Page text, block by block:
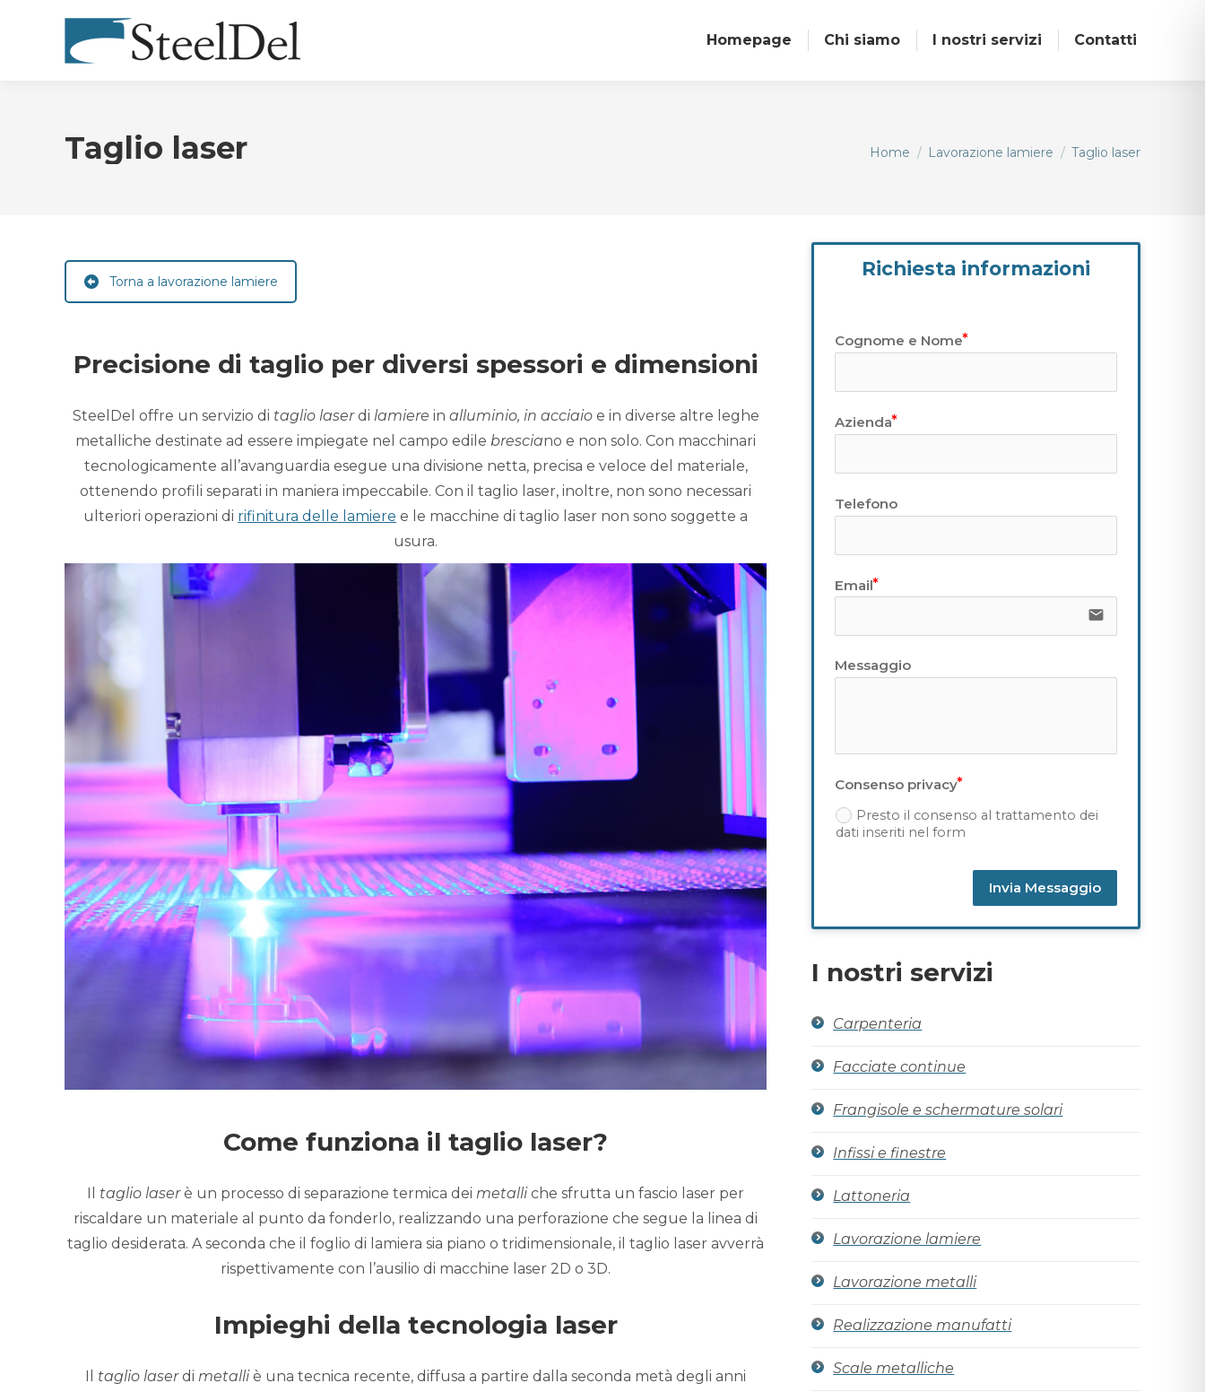
Homepage Chi siamo I nostri servizi Contatti
Taglio laser Tu sei qui:
Home Lavorazione lamiere Taglio laser
Torna a lavorazione lamiere
Precisione di taglio per diversi spessori e dimensioni
SteelDel offre un servizio di taglio laserdi lamiere in alluminio, in acciaioe in diverse altre leghe
metalliche destinate ad essere impiegate nel campo edilebresciano e non solo. Con macchinari
tecnologicamente all’avanguardia esegue una divisione netta, precisa e veloce del materiale,
ottenendo profili separati in maniera impeccabile. Con il taglio laser, inoltre, non sono necessari
ulteriori operazioni di rifinitura delle lamiere e le macchine di taglio laser non sono soggette a
usura.
Come funziona il taglio laser?
taglio laserè un processo di separazione termica deimetalli che sfrutta un fascio laser per
riscaldare un materiale al punto da fonderlo, realizzando una perforazione che segue la linea di
taglio desiderata. A seconda che il foglio di lamiera sia piano o tridimensionale, il taglio laser avverrà
rispettivamente con l’ausilio di macchine laser 2D o 3D.
Impieghi della tecnologia laser
taglio laserdimetalli è una tecnica recente, diffusa a partire dalla seconda metà degli anni
Richiesta informazioni
Cognome e Nome
Azienda
Telefono
Email
email
Messaggio
Consenso privacy
Presto il consenso al trattamento dei
dati inseriti nel form
Invia Messaggio
Alternative:
I nostri servizi
Carpenteria
Facciate continue
Frangisole e schermature solari
Infissi e finestre
Lattoneria
Lavorazione lamiere
Lavorazione metalli
Realizzazione manufatti
Scale metalliche